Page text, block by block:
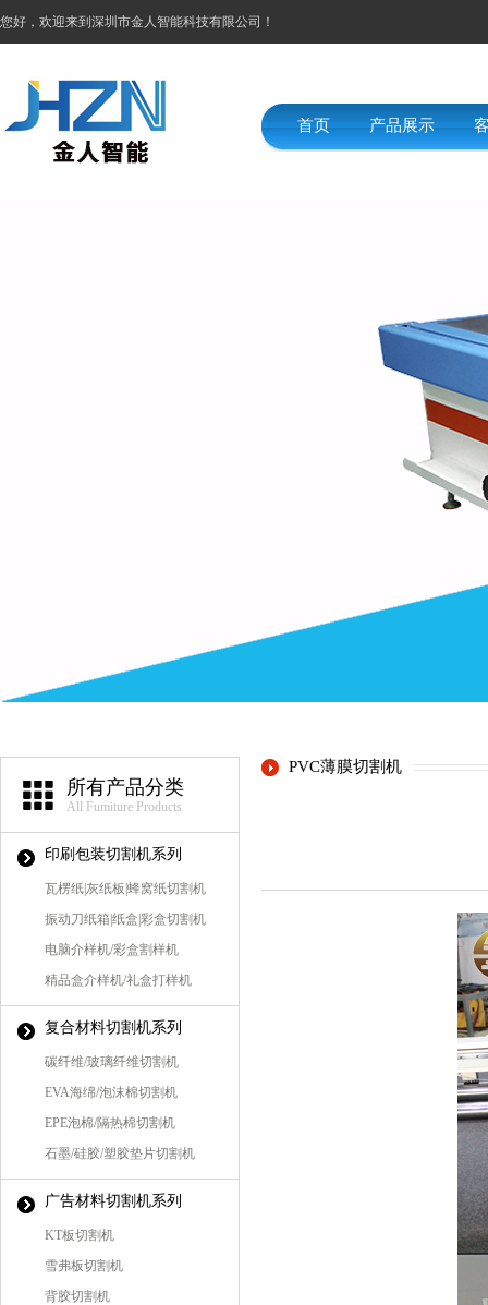
您好，欢迎来到深圳市金人智能科技有限公司！
首页 产品展示
所有产品分类
All Fumiture Products
印刷包装切割机系列
瓦楞纸|灰纸板|蜂窝纸切割机
振动刀纸箱|纸盒|彩盒切割机
电脑介样机/彩盒割样机
精品盒介样机/礼盒打样机
复合材料切割机系列
碳纤维/玻璃纤维切割机
EVA海绵/泡沫棉切割机
EPE泡棉/隔热棉切割机
石墨/硅胶/塑胶垫片切割机
广告材料切割机系列
KT板切割机
雪弗板切割机
背胶切割机
PVC薄膜切割机